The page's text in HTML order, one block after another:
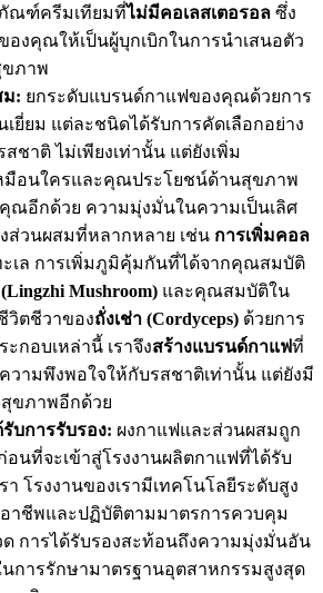
ณฑ์ครีมเทียมที่ไม่มีคอเลสเตอรอล ซึ่ง
องคุณให้เป็นผู้บุกเบิกในการนำเสนอตัว
ขภาพ
ม: ยกระดับแบรนด์กาแฟของคุณด้วยการ
ยี่ยม แต่ละชนิดได้รับการคัดเลือกอย่าง
ชาติ ไม่เพียงเท่านั้น แต่ยังเพิ่ม
อนใครและคุณประโยชน์ด้านสุขภาพ
ณอีกด้วย ความมุ่งมั่นในความเป็นเลิศ
ส่วนผสมที่หลากหลาย เช่น การเพิ่มคอล
เล การเพิ่มภูมิคุ้มกันที่ได้จากคุณสมบัติ
Mushroom) และคุณสมบัติใน
วิตชีวาของถั่งเช่า (Cordyceps) ด้วยการ
กอบเหล่านี้ เราจึงสร้างแบรนด์กาแฟที่
วามพึงพอใจให้กับรสชาติเท่านั้น แต่ยังมี
สุขภาพอีกด้วย
บการรับรอง: ผงกาแฟและส่วนผสมถูก
อนที่จะเข้าสู่โรงงานผลิตกาแฟที่ได้รับ
า โรงงานของเรามีเทคโนโลยีระดับสูง
าชีพและปฏิบัติตามมาตรการควบคุม
การได้รับรองสะท้อนถึงความมุ่งมั่นอัน
นการรักษามาตรฐานอุตสาหกรรมสูงสุด